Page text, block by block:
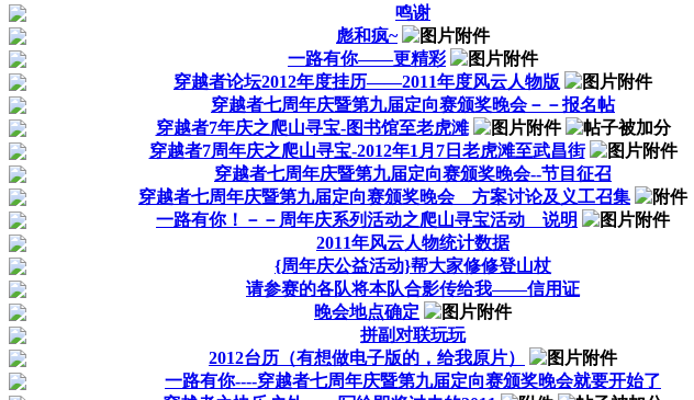
鸣谢
彪和疯~
一路有你——更精彩
穿越者论坛2012年度挂历——2011年度风云人物版
穿越者七周年庆暨第九届定向赛颁奖晚会－－报名帖
穿越者7年庆之爬山寻宝-图书馆至老虎滩
穿越者7周年庆之爬山寻宝-2012年1月7日老虎滩至武昌街
穿越者七周年庆暨第九届定向赛颁奖晚会--节目征召
穿越者七周年庆暨第九届定向赛颁奖晚会 方案讨论及义工召集
一路有你！－－周年庆系列活动之爬山寻宝活动 说明
2011年风云人物统计数据
{周年庆公益活动}帮大家修修登山杖
请参赛的各队将本队合影传给我——信用证
晚会地点确定
拼副对联玩玩
2012台历（有想做电子版的，给我原片）
一路有你----穿越者七周年庆暨第九届定向赛颁奖晚会就要开始了